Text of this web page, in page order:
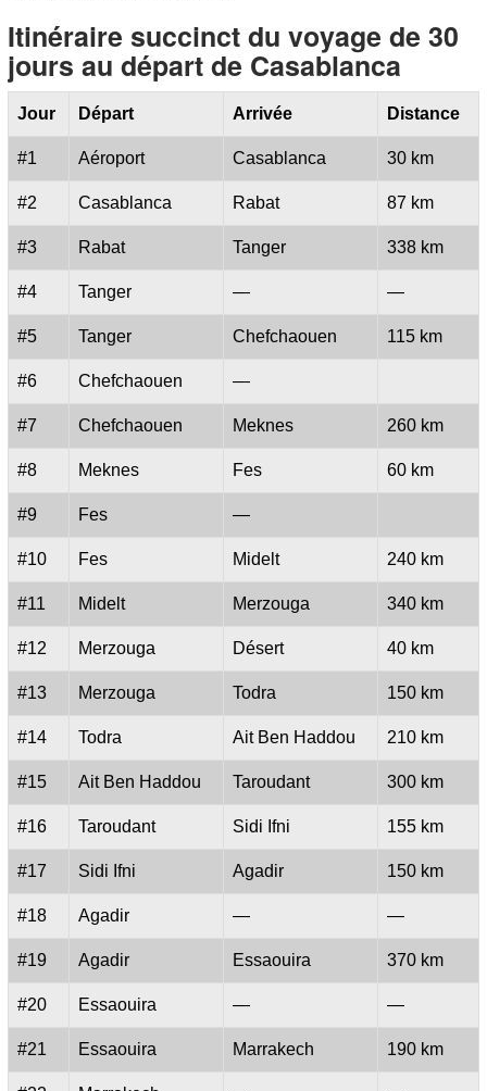
Itinéraire succinct du voyage de 30
jours au départ de Casablanca
Jour Départ Arrivée Distance
#1 Aéroport Casablanca 30 km
#2 Casablanca Rabat 87 km
#3 Rabat Tanger 338 km
#4 Tanger — —
#5 Tanger Chefchaouen 115 km
#6 Chefchaouen —
#7 Chefchaouen Meknes 260 km
#8 Meknes Fes 60 km
#9 Fes —
#10 Fes Midelt 240 km
#11 Midelt Merzouga 340 km
#12 Merzouga Désert 40 km
#13 Merzouga Todra 150 km
#14 Todra Ait Ben Haddou 210 km
#15 Ait Ben Haddou Taroudant 300 km
#16 Taroudant Sidi Ifni 155 km
#17 Sidi Ifni Agadir 150 km
#18 Agadir — —
#19 Agadir Essaouira 370 km
#20 Essaouira — —
#21 Essaouira Marrakech 190 km